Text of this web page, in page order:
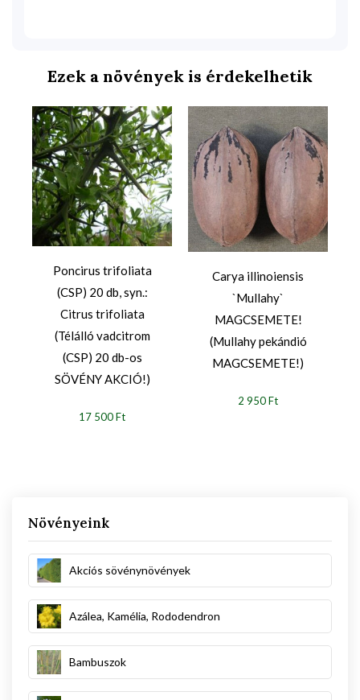
Növényeink
Akciós sövénynövények
Azálea, Kamélia, Rododendron
Bambuszok
Ezek a növények is érdekelhetik
Poncirus trifoliata
(CSP) 20 db, syn.:
Citrus trifoliata
(Télálló vadcitrom
(CSP) 20 db-os
SÖVÉNY AKCIÓ!)
17 500 Ft
Carya illinoiensis
`Mullahy`
MAGCSEMETE!
(Mullahy pekándió
MAGCSEMETE!)
2 950 Ft